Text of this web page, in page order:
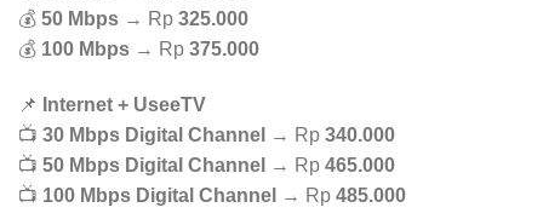
💰 50 Mbps → Rp 325.000
💰 100 Mbps → Rp 375.000
📌
Internet + UseeTV
📺 30 Mbps Digital Channel → Rp 340.000
📺 50 Mbps Digital Channel → Rp 465.000
📺 100 Mbps Digital Channel → Rp 485.000